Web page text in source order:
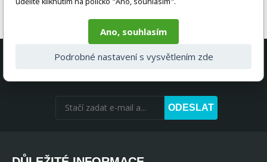
AKČNÍ NABÍDKY A SLEVY PŘÍMO DO
ODESLAT
Ano, souhlasím
Podrobné nastavení s vysvětlením zde